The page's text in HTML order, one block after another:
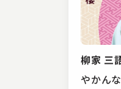
柳家 三
やかん